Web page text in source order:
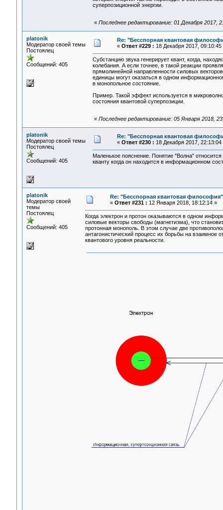
суперпозиционной энергии.
« Последнее редактирование: 01 Декабря 2017,
platonik
Модератор своей темы
Постоялец
Сообщений: 405
Re: "Бесспорная квантовая
« Ответ #229 : 18 Декабря 2017, 09:10:45
Субстанцию звука генерирует квант, когда,
колебания. А если точнее, в такой реакции
прямолинейной направленности силовых
единицы могут оказаться в одном
в монопольное состояние.
Пример. Такой эффект используется в
состояния квантовой суперпозиции.
« Последнее редактирование: 05 Января 2018,
platonik
Модератор своей темы
Постоялец
Сообщений: 405
Re: "Бесспорная квантовая
« Ответ #230 : 18 Декабря 2017, 22:13:04
Маленькое пояснение. Понятие "Волна"
кванту когда он находится в информационном
platonik
Модератор своей
темы
Постоялец
Сообщений: 405
Re: "Бесспорная квантовая философия"
« Ответ #231 : 12 Января 2018, 18:12:14 »
Когда электрон и протон оказываются в одном
силовые векторы свободы (магнетизма), что
протонная монополь. В этом случае две
антагонистический процесс их борьбы на взаимное
квантового уровня реальности.